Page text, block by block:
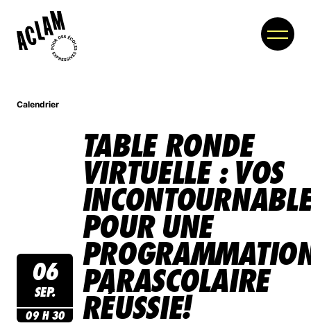
MEMBRES
PARTENAIRES
NOUVELLES
COLLOQUE
BOUTIQUE
FAIRE UN DON
Calendrier
06
SEP.
09 H 30
TABLE RONDE
VIRTUELLE : VOS
POUR UNE
PARASCOLAIRE
RÉUSSIE!